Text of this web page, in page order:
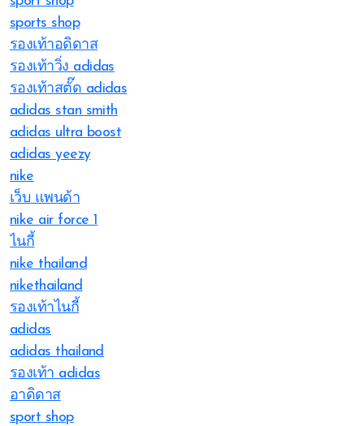
sports shop
รองเท้าอดิดาส
รองเท้าวิ่ง adidas
รองเท้าสตั๊ด adidas
adidas stan smith
adidas ultra boost
adidas yeezy
nike
เว็บ แพนด้า
nike air force 1
ไนกี้
nike thailand
nikethailand
รองเท้าไนกี้
adidas
adidas thailand
รองเท้า adidas
อาดิดาส
sport shop